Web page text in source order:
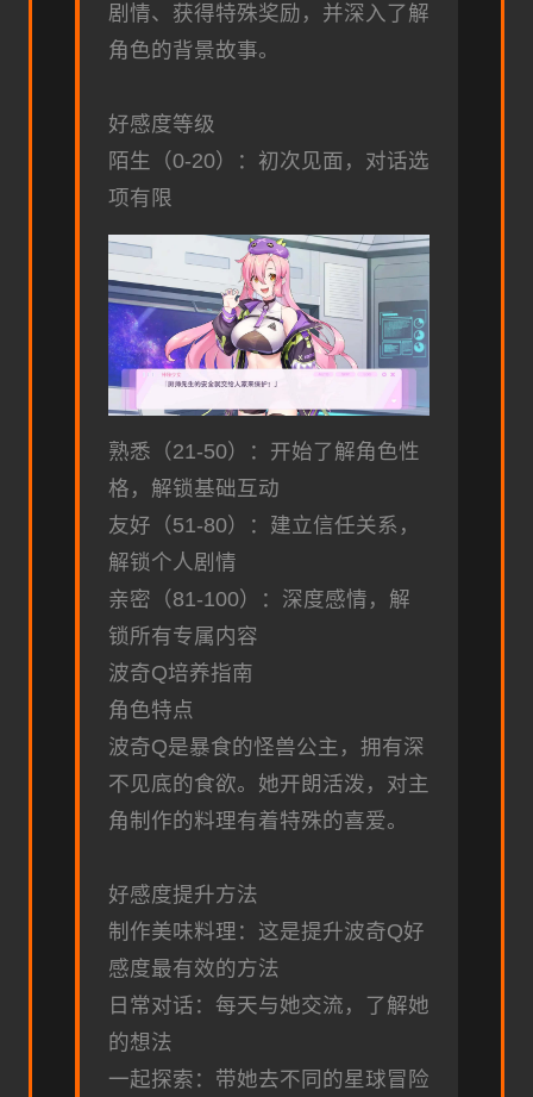
剧情、获得特殊奖励，并深入了解
角色的背景故事。
好感度等级
陌生（0-20）：初次见面，对话选
项有限
熟悉（21-50）：开始了解角色性
格，解锁基础互动
友好（51-80）：建立信任关系，
解锁个人剧情
亲密（81-100）：深度感情，解
锁所有专属内容
波奇Q培养指南
角色特点
波奇Q是暴食的怪兽公主，拥有深
不见底的食欲。她开朗活泼，对主
角制作的料理有着特殊的喜爱。
好感度提升方法
制作美味料理：这是提升波奇Q好
感度最有效的方法
日常对话：每天与她交流，了解她
的想法
一起探索：带她去不同的星球冒险